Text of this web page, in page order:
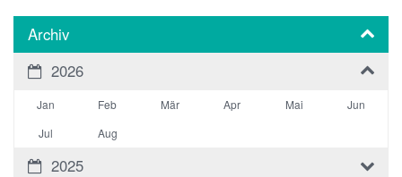
Archiv
2026
Jan Feb Mär Apr Mai
Jun
Jul
Aug
2025